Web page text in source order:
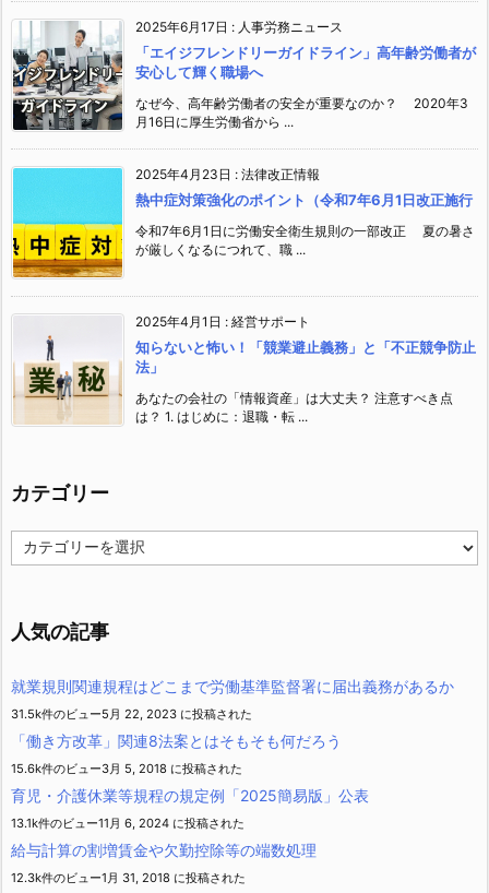
2025年6月17日 : 人事労務ニュース
「エイジフレンドリーガイドライン」高年齢労働者が
安心して輝く職場へ
なぜ今、高年齢労働者の安全が重要なのか？ 2020年3
月16日に厚生労働省から ...
2025年4月23日 : 法律改正情報
熱中症対策強化のポイント（令和7年6月1日改正施行
令和7年6月1日に労働安全衛生規則の一部改正 夏の暑さ
が厳しくなるにつれて、職 ...
2025年4月1日 : 経営サポート
知らないと怖い！「競業避止義務」と「不正競争防止
法」
あなたの会社の「情報資産」は大丈夫？ 注意すべき点
は？ 1. はじめに：退職・転 ...
カテゴリー
テ
ー
人気の記事
就業規則関連規程はどこまで労働基準監督署に届出義務があるか
31.5k件のビュー5月 22, 2023 に投稿された
「働き方改革」関連8法案とはそもそも何だろう
15.6k件のビュー3月 5, 2018 に投稿された
育児・介護休業等規程の規定例「2025簡易版」公表
13.1k件のビュー11月 6, 2024 に投稿された
給与計算の割増賃金や欠勤控除等の端数処理
12.3k件のビュー1月 31, 2018 に投稿された